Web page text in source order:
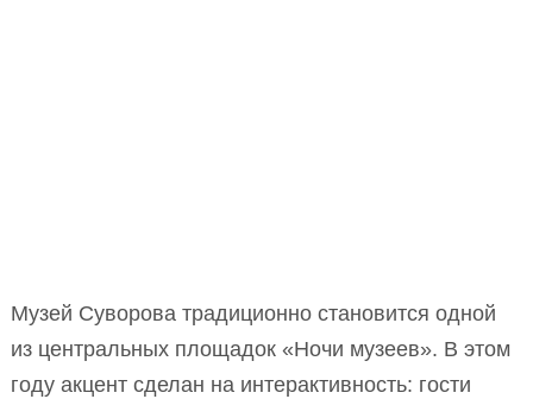
Музей Суворова традиционно становится одной
из центральных площадок «Ночи музеев». В этом
году акцент сделан на интерактивность: гости